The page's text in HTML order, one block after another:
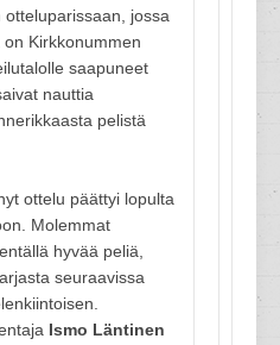
jossa
Kirkkonummen
saapuneet
nauttia
pelistä
ottelu päättyi lopulta
Molemmat
hyvää peliä,
seuraavissa
Ismo Läntinen